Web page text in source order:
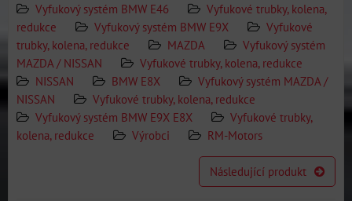
Vyfukový systém BMW E46
Vyfukové trubky, kolena,
redukce
Vyfukový systém BMW E9X
Vyfukové
trubky, kolena, redukce
MAZDA
Vyfukový systém
MAZDA / NISSAN
Vyfukové trubky, kolena, redukce
NISSAN
BMW E8X
Vyfukový systém MAZDA /
NISSAN
Vyfukové trubky, kolena, redukce
Vyfukový systém BMW E9X E8X
Vyfukové trubky,
kolena, redukce
Výrobci RM-Motors
Následující produkt